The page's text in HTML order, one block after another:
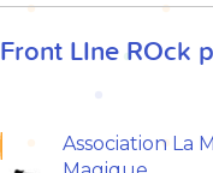
Front LIne ROck
Association La